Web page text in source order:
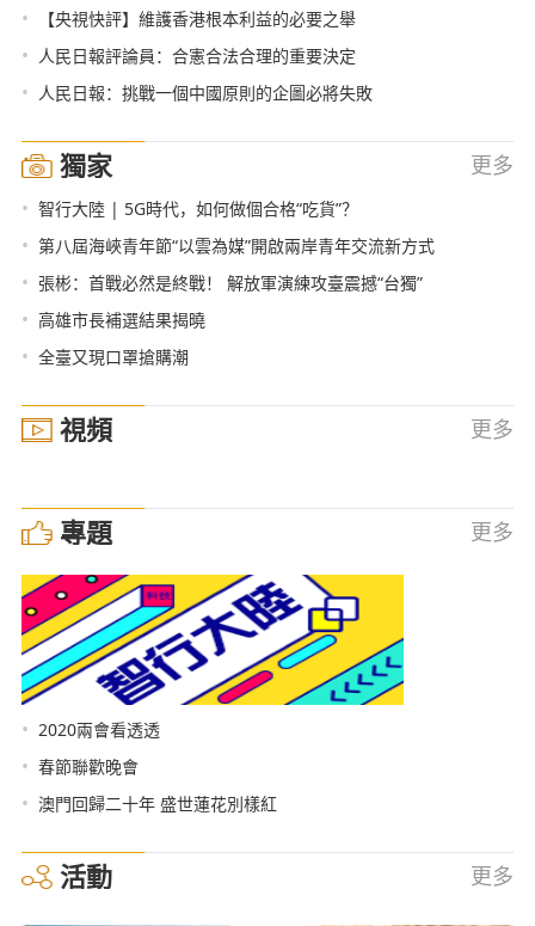
• 【央視快評】維護香港根本利益的必要之舉
• 人民日報評論員：合憲合法合理的重要決定
• 人民日報：挑戰一個中國原則的企圖必將失敗
獨家 更多
• 智行大陸 | 5G時代，如何做個合格“吃貨”？
• 第八屆海峽青年節“以雲為媒”開啟兩岸青年交流新方式
• 張彬：首戰必然是終戰！ 解放軍演練攻臺震撼“台獨”
• 高雄市長補選結果揭曉
• 全臺又現口罩搶購潮
視頻 更多
專題 更多
• 2020兩會看透透
• 春節聯歡晚會
• 澳門回歸二十年 盛世蓮花別樣紅
活動 更多